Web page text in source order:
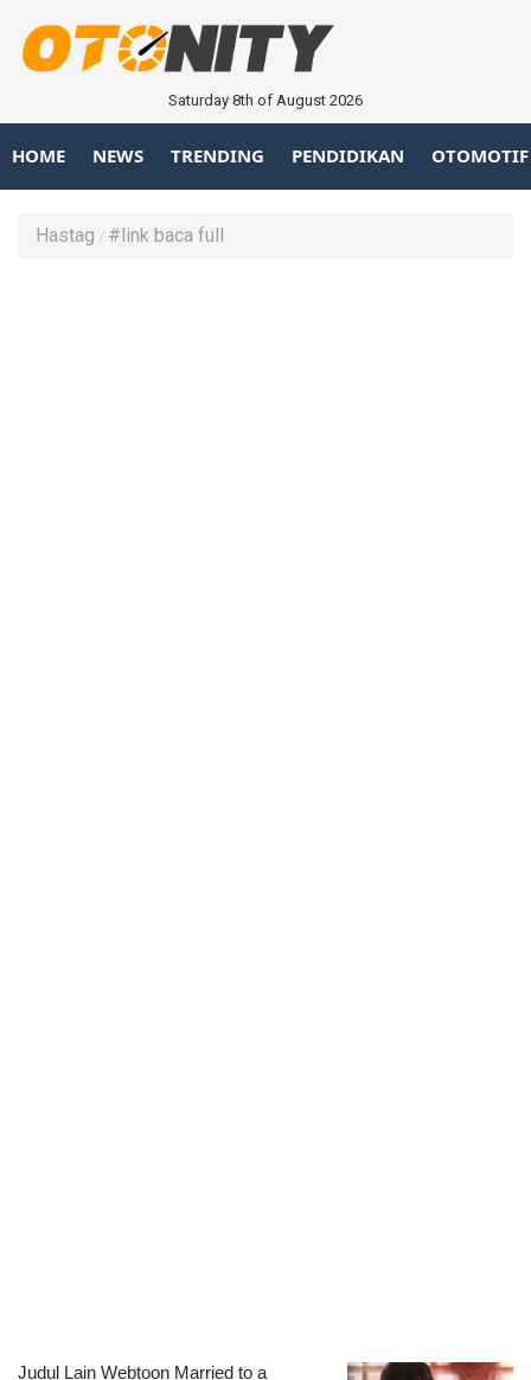
Saturday 8th of August 2026
HOME NEWS TRENDING PENDIDIKAN OTOMOTIF
Hastag #link baca full
Judul Lain Webtoon Married to a